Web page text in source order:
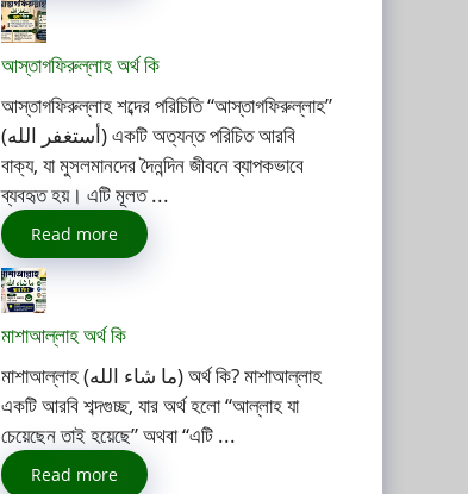
আস্তাগফিরুল্লাহ অর্থ কি
আস্তাগফিরুল্লাহ শব্দের পরিচিতি “আস্তাগফিরুল্লাহ”
(أستغفر الله) একটি অত্যন্ত পরিচিত আরবি
বাক্য, যা মুসলমানদের দৈনন্দিন জীবনে ব্যাপকভাবে
ব্যবহৃত হয়। এটি মূলত ...
Read more
মাশাআল্লাহ অর্থ কি
মাশাআল্লাহ (ما شاء الله) অর্থ কি? মাশাআল্লাহ
একটি আরবি শব্দগুচ্ছ, যার অর্থ হলো “আল্লাহ যা
চেয়েছেন তাই হয়েছে” অথবা “এটি ...
Read more